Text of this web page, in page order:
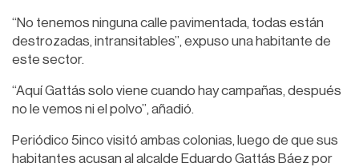
“No tenemos ninguna calle pavimentada, todas están
destrozadas, intransitables”, expuso una habitante de
este sector.
“Aquí Gattás solo viene cuando hay campañas, después
no le vemos ni el polvo”, añadió.
Periódico 5inco visitó ambas colonias, luego de que sus
habitantes acusan al alcalde Eduardo Gattás Báez por